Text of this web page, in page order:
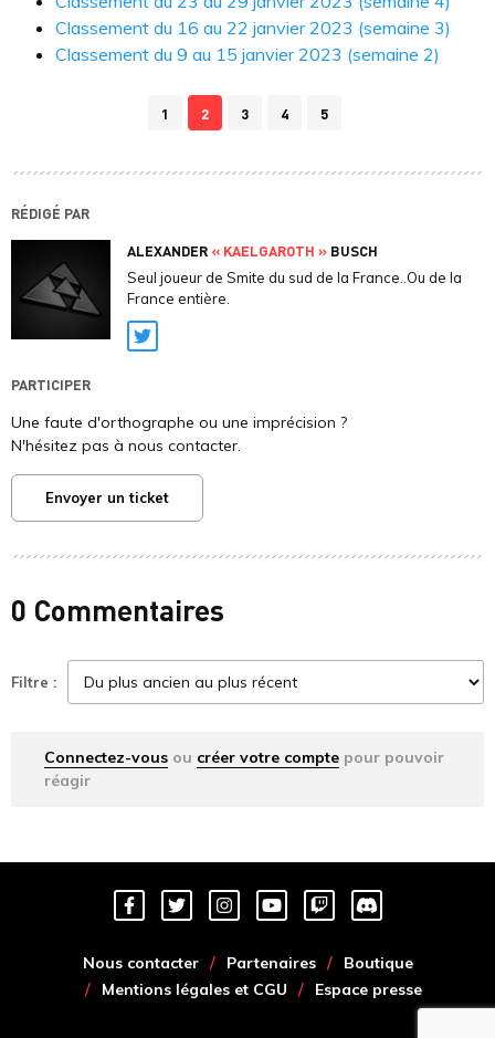
Classement du 16 au 22 janvier 2023 (semaine 3)
Classement du 9 au 15 janvier 2023 (semaine 2)
1 2 3 4 5
RÉDIGÉ PAR
ALEXANDER « KAELGAROTH » BUSCH
Seul joueur de Smite du sud de la France..Ou de la
France entière.
Twitter
PARTICIPER
Une faute d'orthographe ou une imprécision ?
N'hésitez pas à nous contacter.
Envoyer un ticket
0 Commentaires
Filtre :
Connectez-vous ou créer votre compte pour pouvoir
réagir
Nous contacter Partenaires
Boutique
Mentions légales et CGU
Espace presse